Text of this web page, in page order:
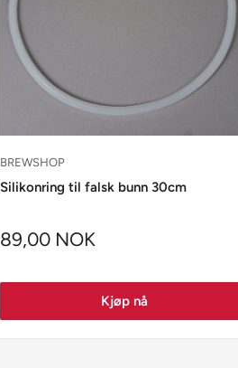
BREWSHOP
Silikonring til falsk bunn 30cm
89,00 NOK
Kjøp nå